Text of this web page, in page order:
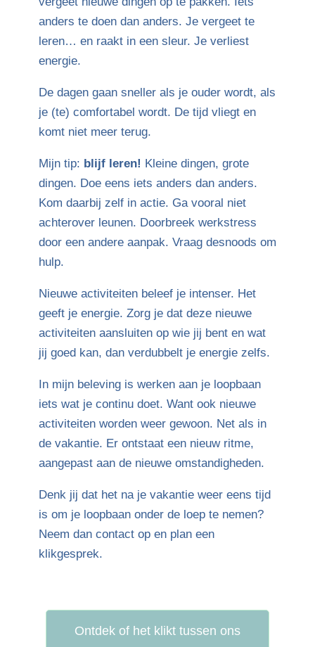
anders te doen dan anders. Je vergeet te
leren… en raakt in een sleur. Je verliest
energie.
De dagen gaan sneller als je ouder wordt, als
je (te) comfortabel wordt. De tijd vliegt en
komt niet meer terug.
Mijn tip: blijf leren! Kleine dingen, grote
dingen. Doe eens iets anders dan anders.
Kom daarbij zelf in actie. Ga vooral niet
achterover leunen. Doorbreek werkstress
door een andere aanpak. Vraag desnoods om
hulp.
Nieuwe activiteiten beleef je intenser. Het
geeft je energie. Zorg je dat deze nieuwe
activiteiten aansluiten op wie jij bent en wat
jij goed kan, dan verdubbelt je energie zelfs.
In mijn beleving is werken aan je loopbaan
iets wat je continu doet. Want ook nieuwe
activiteiten worden weer gewoon. Net als in
de vakantie. Er ontstaat een nieuw ritme,
aangepast aan de nieuwe omstandigheden.
Denk jij dat het na je vakantie weer eens tijd
is om je loopbaan onder de loep te nemen?
Neem dan contact op en plan een
klikgesprek.
Ontdek of het klikt tussen ons